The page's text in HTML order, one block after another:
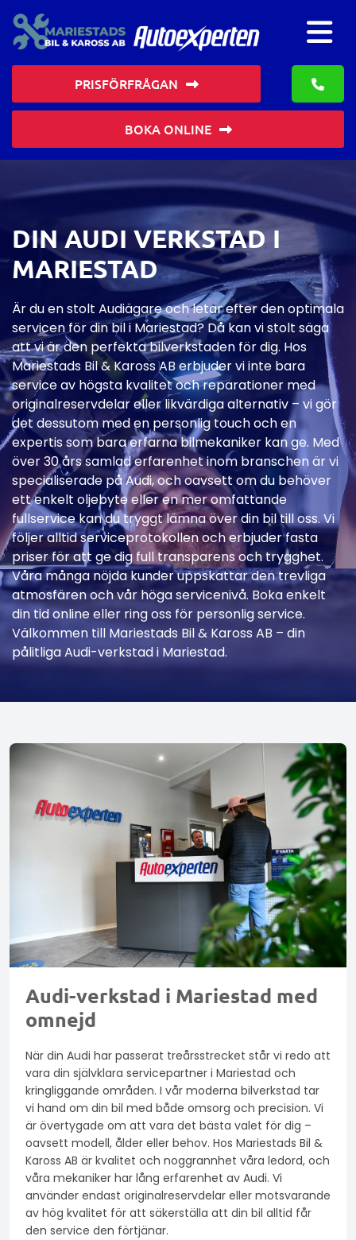
PRISFÖRFRÅGAN
BOKA ONLINE
DIN AUDI VERKSTAD I
MARIESTAD
Är du en stolt Audiägare och letar efter den optimala
servicen för din bil i Mariestad? Då kan vi stolt säga
att vi är den perfekta bilverkstaden för dig. Hos
Mariestads Bil & Kaross AB erbjuder vi inte bara
service av högsta kvalitet och reparationer med
originalreservdelar eller likvärdiga alternativ – vi gör
det dessutom med en personlig touch och en
expertis som bara erfarna bilmekaniker kan ge. Med
över 30 års samlad erfarenhet inom branschen är vi
specialiserade på Audi, och oavsett om du behöver
ett enkelt oljebyte eller en mer omfattande
fullservice kan du tryggt lämna över din bil till oss. Vi
följer alltid serviceprotokollen och erbjuder fasta
priser för att ge dig full transparens och trygghet.
Våra många nöjda kunder uppskattar den trevliga
atmosfären och vår höga servicenivå. Boka enkelt
din tid online eller ring oss för personlig service.
Välkommen till Mariestads Bil & Kaross AB – din
pålitliga Audi-verkstad i Mariestad.
Audi-verkstad i Mariestad med
omnejd
När din Audi har passerat treårsstrecket står vi redo att
vara din självklara servicepartner i Mariestad och
kringliggande områden. I vår moderna bilverkstad tar
vi hand om din bil med både omsorg och precision. Vi
är övertygade om att vara det bästa valet för dig –
oavsett modell, ålder eller behov. Hos Mariestads Bil &
Kaross AB är kvalitet och noggrannhet våra ledord, och
våra mekaniker har lång erfarenhet av Audi. Vi
använder endast originalreservdelar eller motsvarande
av hög kvalitet för att säkerställa att din bil alltid får
den service den förtjänar.